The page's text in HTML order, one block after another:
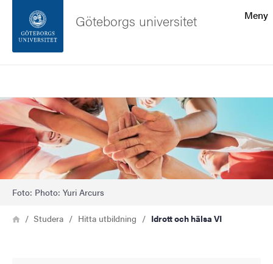
Sidfoten
Om webbplatsen
Meny
Göteborgs universitet
Bild
Foto: Photo: Yuri Arcurs
Länkstig
HemStudera Hitta utbildning Idrott och hälsa VI